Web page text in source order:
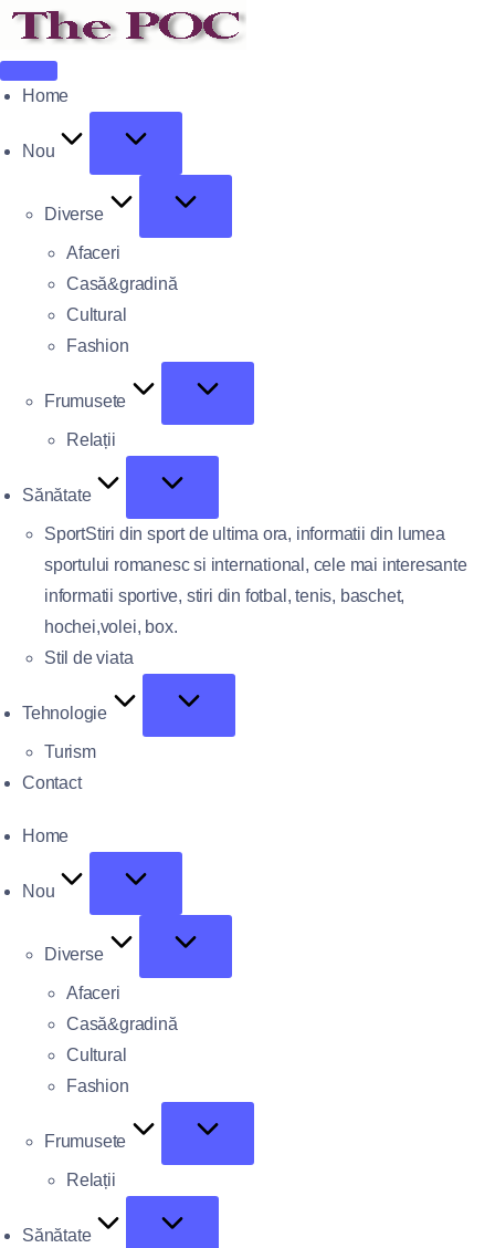
Home
Nou
Diverse
Afaceri
Casă&gradină
Cultural
Fashion
Frumusete
Relații
Sănătate
SportStiri din sport de ultima ora, informatii din lumea
sportului romanesc si international, cele mai interesante
informatii sportive, stiri din fotbal, tenis, baschet,
hochei,volei, box.
Stil de viata
Tehnologie
Turism
Contact
Home
Nou
Diverse
Afaceri
Casă&gradină
Cultural
Fashion
Frumusete
Relații
Sănătate